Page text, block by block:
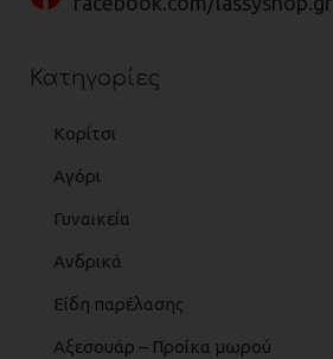
Κατηγορίες
Κορίτσι
Αγόρι
Γυναικεία
Ανδρικά
Είδη παρέλασης
Αξεσουάρ – Προίκα μωρού